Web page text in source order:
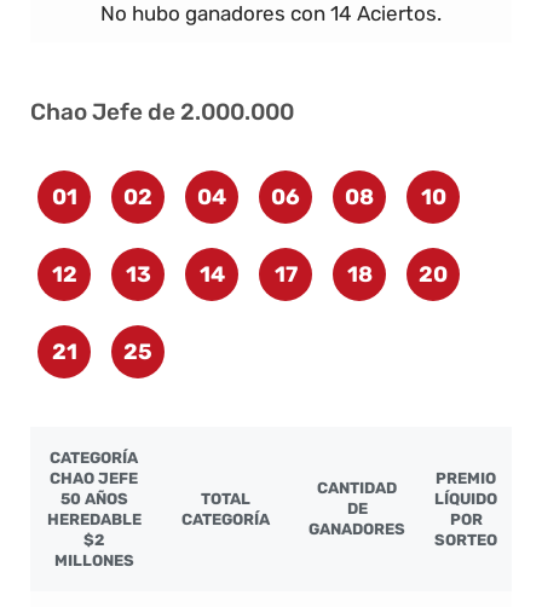
No hubo ganadores con 14 Aciertos.
Chao Jefe de 2.000.000
01 02 04 06 08 10
12 13 14 17 18 20
21 25
CATEGORÍA
CHAO JEFE
50 AÑOS
HEREDABLE
$2
MILLONES
TOTAL
CATEGORÍA
CANTIDAD
DE
GANADORES
PREMIO
LÍQUIDO
POR
SORTEO